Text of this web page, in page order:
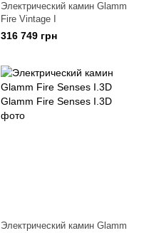
Электрический камин Glamm
Fire Vintage I
316 749 грн
Электрический камин Glamm